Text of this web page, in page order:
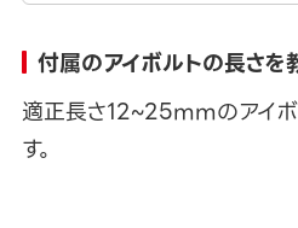
付属のアイボルトの長さを
適正長さ12~25mmのアイ
す。